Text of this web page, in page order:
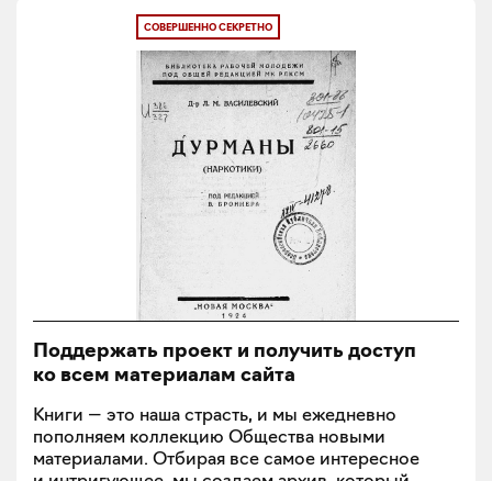
СОВЕРШЕННО СЕКРЕТНО
Поддержать проект и получить доступ
ко всем материалам сайта
Книги — это наша страсть, и мы ежедневно
пополняем коллекцию Общества новыми
материалами. Отбирая все самое интересное